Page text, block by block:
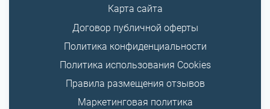
Карта сайта
Договор публичной оферты
Политика конфиденциальности
Политика использования Cookies
Правила размещения отзывов
Маркетинговая политика